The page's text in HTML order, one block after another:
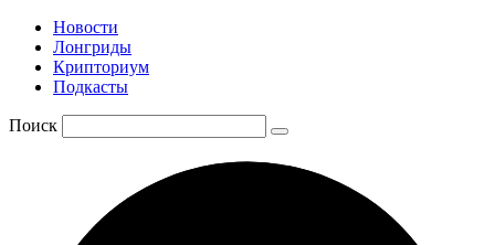
Новости
Лонгриды
Крипториум
Подкасты
Поиск